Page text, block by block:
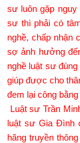
sư luôn gặp
sư thì phải có
nghề, chấp nhận
sợ ảnh hưởng
nghề luật sư
giúp được cho
đem lại công
Luật sư Trần
luật sư Gia Đình
hãng truyền